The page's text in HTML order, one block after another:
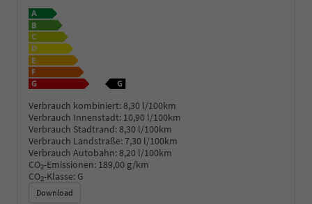
Verbrauch kombiniert:8,30 l/100km
Verbrauch Innenstadt: 10,90 l/100km
Verbrauch Stadtrand:8,30 l/100km
Verbrauch Landstraße:7,30 l/100km
Verbrauch Autobahn:8,20 l/100km
CO2-Emissionen: 189,00 g/km
CO2-Klasse: G
Download